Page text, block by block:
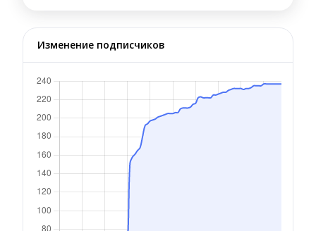
Изменение подписчиков